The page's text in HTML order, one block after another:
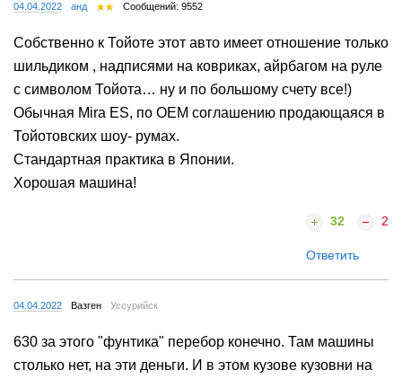
04.04.2022 анд Сообщений: 9552
Собственно к Тойоте этот авто имеет отношение только
шильдиком , надписями на ковриках, айрбагом на руле
с символом Тойота… ну и по большому счету все!)
Обычная Мira ES, по ОЕМ соглашению продающаяся в
Тойотовских шоу- румах.
Стандартная практика в Японии.
Хорошая машина!
32 2
Ответить
04.04.2022 Вазген Уссурийск
630 за этого "фунтика" перебор конечно. Там машины
столько нет, на эти деньги. И в этом кузове кузовни на